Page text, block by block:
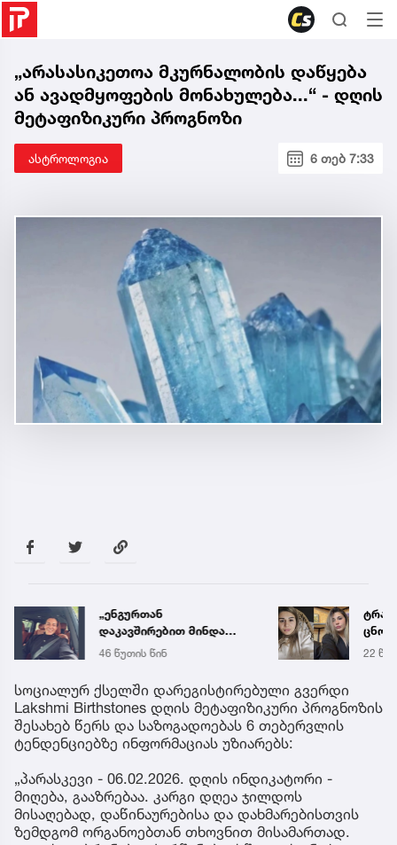
„არასასიკეთოა მკურნალობის დაწყება
ან ავადმყოფების მონახულება...“ - დღის
მეტაფიზიკური პროგნოზი
ასტროლოგია 6 თებ 7:33
„ენგურთან
დაკავშირებით მინდა
ვთქვა...“ - გოგა მანიას
უახლესი
წინასწარმეტყველება
46 წუთის წინ 22
სოციალურ ქსელში დარეგისტირებული გვერდი
Lakshmi Birthstones დღის მეტაფიზიკური პროგნოზის
შესახებ წერს და საზოგადოებას 6 თებერვლის
ტენდენციებზე ინფორმაციას უზიარებს:
„პარასკევი - 06.02.2026. დღის ინდიკატორი -
მიღება, გააზრებაა. კარგი დღეა ჯილდოს
მისაღებად, დაწინაურებისა და დახმარებისთვის
ზემდგომ ორგანოებთან თხოვნით მისამართად.